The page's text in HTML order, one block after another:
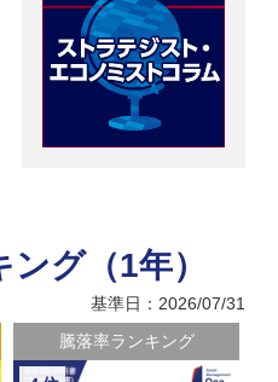
グ（1年）
基準日：2026/07/31
騰落率ランキング